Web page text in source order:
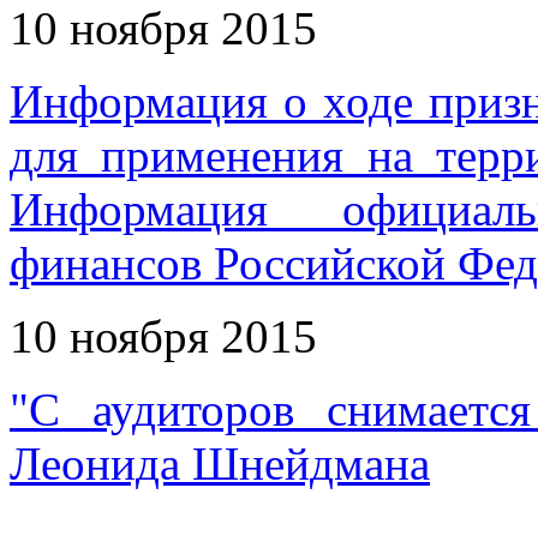
10 ноября 2015
Информация о ходе
для применения на
Информация
финансов Российской
10 ноября 2015
"С аудиторов
Леонида Шнейдмана